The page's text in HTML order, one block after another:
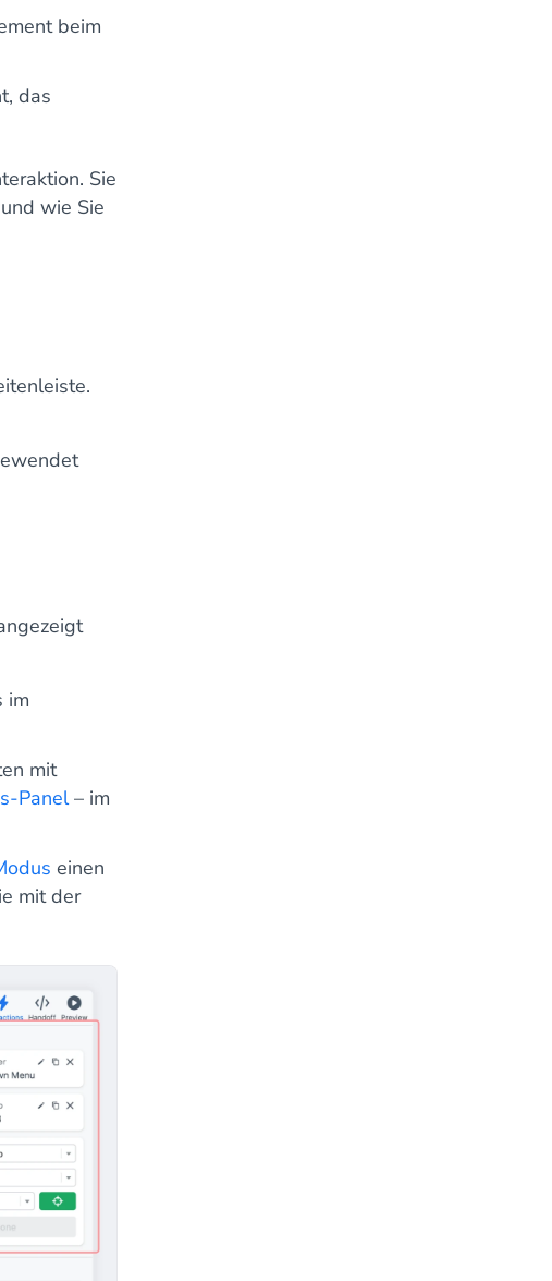
beim
das
Sie
wie Sie
im
mit
Panel– im
einen
mit der